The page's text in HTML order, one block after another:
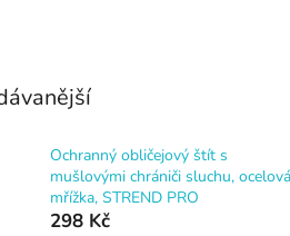
Ochranný obličejový štít s
mušlovými chrániči sluchu, ocelová
mřížka, STREND PRO
298 Kč